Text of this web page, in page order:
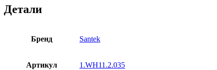
Детали
Бренд Santek
Артикул 1.WH11.2.035